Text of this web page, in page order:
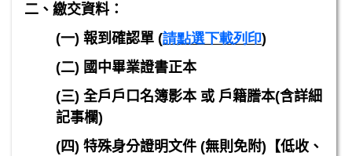
二、繳交資料：
(一) 報到確認單 (請點選下載列印)
(二) 國中畢業證書正本
(三) 全戶戶口名簿影本 或 戶籍謄本(含詳細
記事欄)
(四) 特殊身分證明文件 (無則免附)【低收、